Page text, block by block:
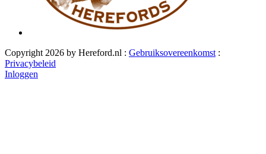
Copyright 2026 by Hereford.nl : Gebruiksovereenkomst :
Privacybeleid
Inloggen